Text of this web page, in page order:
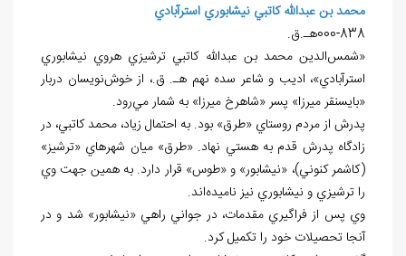
محمد بن عبدالله کاتبي نيشابوري استرآبادي
000-838هـ.ق.
«شمس‌الدين محمد بن عبدالله کاتبي ترشيزي هروي نيشابوري
استرآبادي»، اديب و شاعر سده نهم هـ. ق.، از خوش‌نويسان دربار
«بايسنقر ميرزا» پسر «شاهرخ ميرزا» به شمار مي‌رود.
پدرش از مردم روستاي «طرق» بود. به احتمال زياد، محمد کاتبي، در
زادگاه پدرش قدم به هستي نهاد. «طرق» ميان شهرهاي «ترشيز»
(کاشمر کنوني)، «نيشابور» و «طوس» قرار دارد. به همين جهت وي
را ترشيزي و نيشابوري نيز ناميده‌اند.
وي پس از فراگيري مقدمات، در جواني راهي «نيشابور» شد و در
آنجا تحصيلات خود را تکميل کرد.